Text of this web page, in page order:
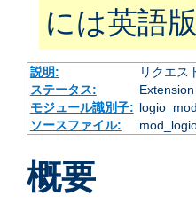
には英語
説明:
リクエス
ステータス:
Extension
モジュール識別子:
ソースファイル:
概要